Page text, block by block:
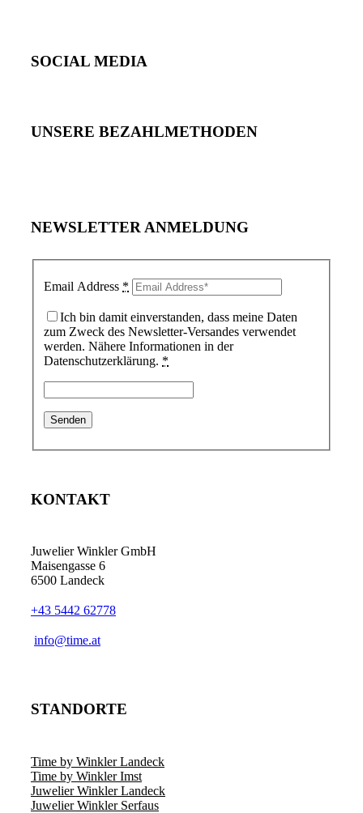
SOCIAL MEDIA
UNSERE BEZAHLMETHODEN
NEWSLETTER ANMELDUNG
Email Address *
Ich bin damit einverstanden, dass meine Daten
zum Zweck des Newsletter-Versandes verwendet
werden. Nähere Informationen in der
Datenschutzerklärung. *
KONTAKT
Juwelier Winkler GmbH
Maisengasse 6
6500 Landeck
+43 5442 62778
info@time.at
STANDORTE
Time by Winkler Landeck
Time by Winkler Imst
Juwelier Winkler Landeck
Juwelier Winkler Serfaus